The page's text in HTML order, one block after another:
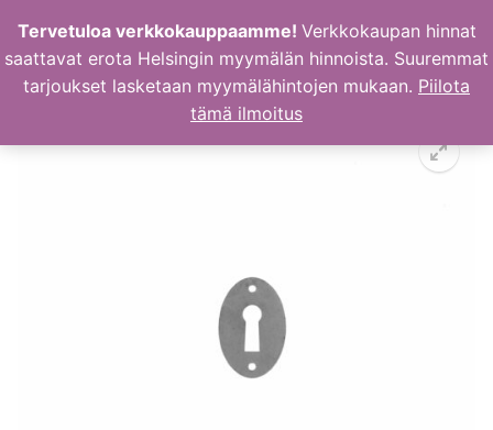
sisältöön
Tervetuloa verkkokauppaamme! Verkkokaupan hinnat
saattavat erota Helsingin myymälän hinnoista. Suuremmat
tarjoukset lasketaan myymälähintojen mukaan. Piilota
tämä ilmoitus